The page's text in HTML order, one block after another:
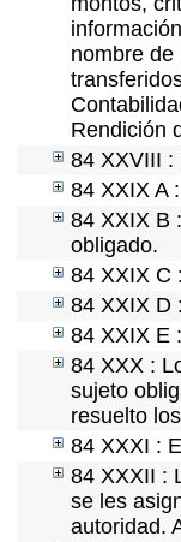
nombre
Rendición
84 XXVIII :
84 XXIX A
84 XXIX B
obligado.
84 XXIX C
84 XXIX D
84 XXIX E
84 XXX :
sujeto
resuelto
84 XXXI :
84 XXXII :
se les
autoridad.